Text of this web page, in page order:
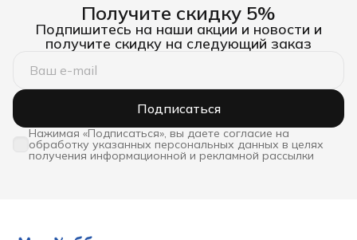
Получите скидку 5%
Подпишитесь на наши акции и новости и
получите скидку на следующий заказ
Подписаться
Нажимая «Подписаться», вы даете согласие на
обработку указанных персональных данных в целях
получения информационной и рекламной рассылки